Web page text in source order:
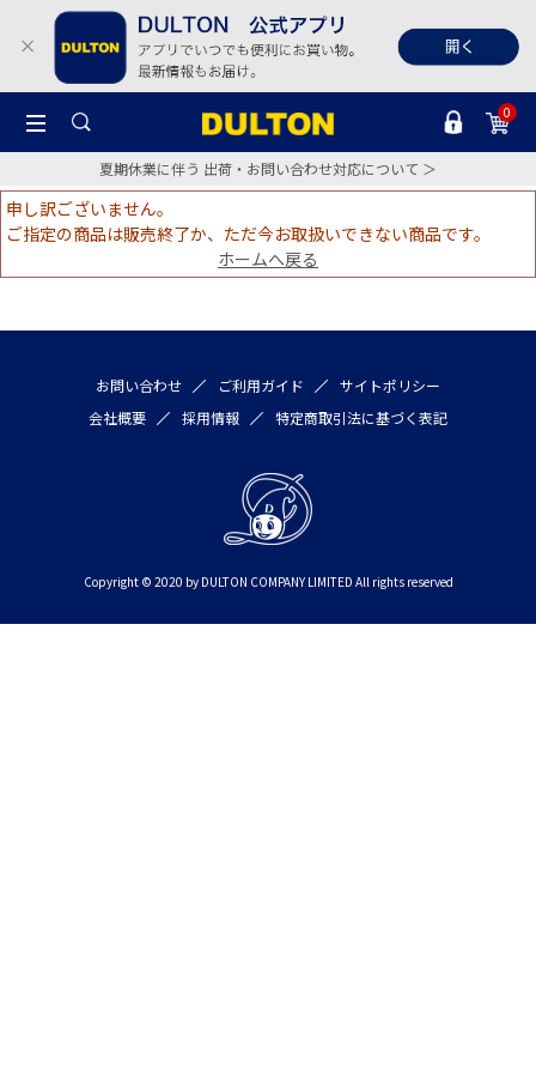
0
夏期休業に伴う 出荷・お問い合わせ対応について ＞
申し訳ございません。
ご指定の商品は販売終了か、ただ今お取扱いできない商品です。
ホームへ戻る
お問い合わせ ご利用ガイド
サイトポリシー
会社概要
採用情報 特定商取引法に基づく表記
Copyright © 2020 by DULTON COMPANY LIMITED All rights reserved